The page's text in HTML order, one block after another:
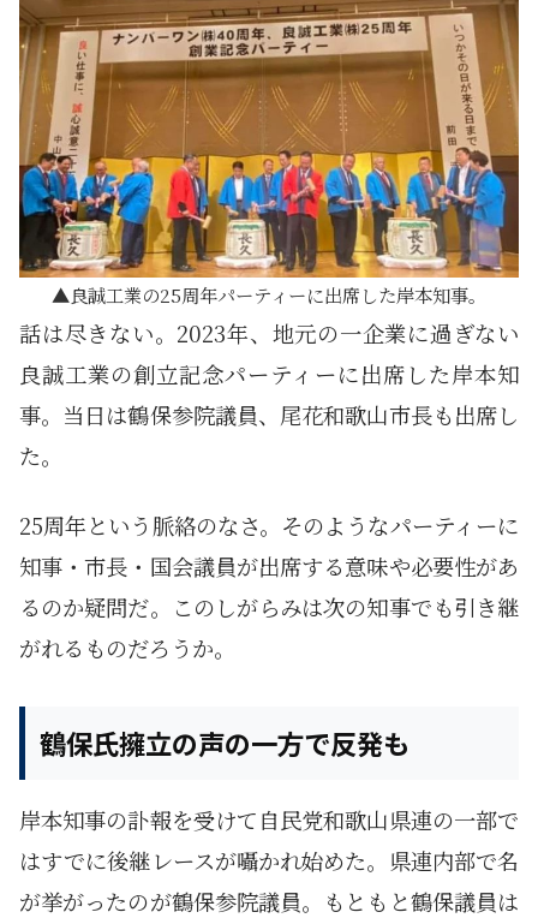
良誠工業の25周年パーティーに出席した岸本知事。
話は尽きない。2023年、地元の一企業に過ぎない
良誠工業の創立記念パーティーに出席した岸本知
事。当日は鶴保参院議員、尾花和歌山市長も出席し
た。
25周年という脈絡のなさ。そのようなパーティーに
知事・市長・国会議員が出席する意味や必要性があ
るのか疑問だ。このしがらみは次の知事でも引き継
がれるものだろうか。
鶴保氏擁立の声の一方で反発も
岸本知事の訃報を受けて自民党和歌山県連の一部で
はすでに後継レースが囁かれ始めた。県連内部で名
が挙がったのが鶴保参院議員。もともと鶴保議員は